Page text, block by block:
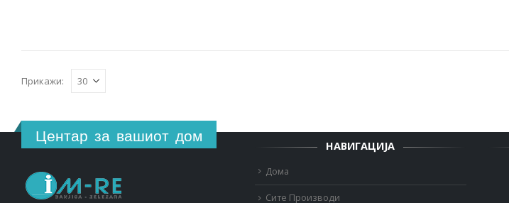
Прикажи:
Центар за вашиот дом НАВИГАЦИЈА
Дома
Сите Производи